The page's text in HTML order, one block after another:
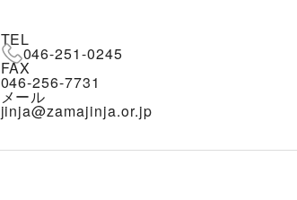
TEL
046-251-0245
FAX
046-256-7731
メール
jinja@zamajinja.or.jp